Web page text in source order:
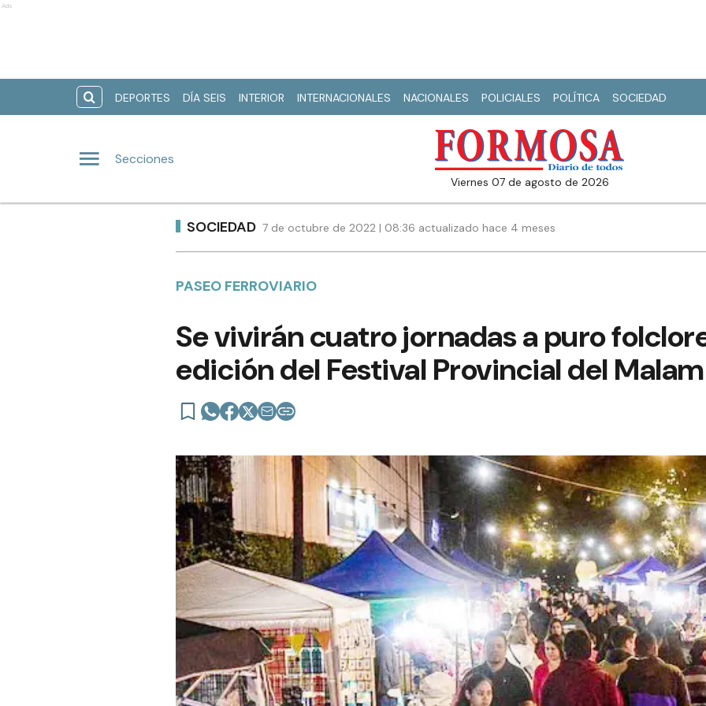
Ads
DEPORTES DÍA SEIS INTERIOR INTERNACIONALES NACIONALES POLICIALES POLÍTICA SOCIEDAD
Secciones
viernes 07 de agosto de 2026
SOCIEDAD 7 de octubre de 2022 | 08:36 actualizado hace 4 meses
PASEO FERROVIARIO
Se vivirán cuatro jornadas a puro
edición del Festival Provincial del